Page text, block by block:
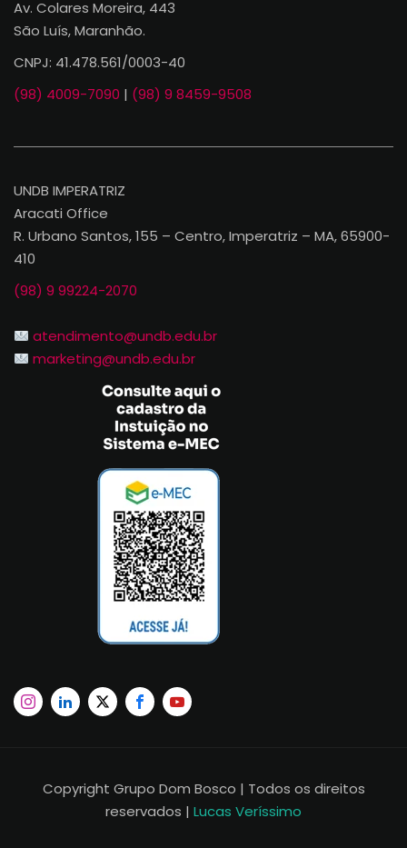
Av. Colares Moreira, 443
São Luís, Maranhão.
CNPJ: 41.478.561/0003-40
(98) 4009-7090 | (98) 9 8459-9508
UNDB IMPERATRIZ
Aracati Office
R. Urbano Santos, 155 – Centro, Imperatriz – MA, 65900-
410
(98) 9 99224-2070
atendimento@undb.edu.br
marketing@undb.edu.br
Copyright Grupo Dom Bosco | Todos os direitos
reservados | Lucas Veríssimo